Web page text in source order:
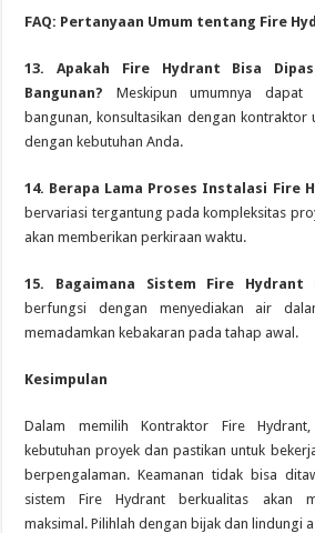
FAQ: Pertanyaan Umum tentang Fire
13. Apakah Fire Hydrant Bisa
Bangunan? Meskipun umumnya
bangunan, konsultasikan dengan kontraktor
dengan kebutuhan Anda.
14. Berapa Lama Proses Instalasi Fire
bervariasi tergantung pada kompleksitas
akan memberikan perkiraan waktu.
15. Bagaimana Sistem Fire Hydrant
berfungsi dengan menyediakan air
memadamkan kebakaran pada tahap awal.
Kesimpulan
Dalam memilih Kontraktor Fire
kebutuhan proyek dan pastikan untuk
berpengalaman. Keamanan tidak bisa
sistem Fire Hydrant berkualitas akan
maksimal. Pilihlah dengan bijak dan lindungi